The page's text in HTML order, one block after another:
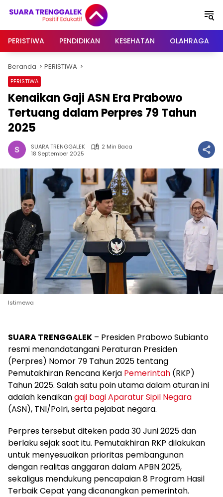
PERISTIWA
PENDIDIKAN KESEHATAN OLAHRAGA
Beranda PERISTIWA
PERISTIWA
Kenaikan Gaji ASN Era Prabowo
Tertuang dalam Perpres 79 Tahun
2025
SUARA TRENGGALEK
2 Min Baca
18 September 2025
Istimewa
SUARA TRENGGALEK – Presiden Prabowo Subianto
resmi menandatangani Peraturan Presiden
(Perpres) Nomor 79 Tahun 2025 tentang
Pemutakhiran Rencana Kerja Pemerintah (RKP)
Tahun 2025. Salah satu poin utama dalam aturan ini
adalah kenaikangaji bagi Aparatur Sipil Negara
(ASN), TNI/Polri, serta pejabat negara.
Perpres tersebut diteken pada 30 Juni 2025 dan
berlaku sejak saat itu. Pemutakhiran RKP dilakukan
untuk menyesuaikan prioritas pembangunan
dengan realitas anggaran dalam APBN 2025,
sekaligus mendukung pencapaian 8 Program Hasil
Terbaik Cepat yang dicanangkan pemerintah.